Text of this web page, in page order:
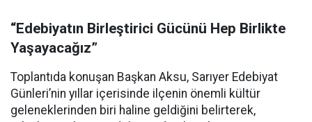
“Edebiyatın Birleştirici Gücünü Hep Birlikte
Yaşayacağız”
Toplantıda konuşan Başkan Aksu, Sarıyer Edebiyat
Günleri’nin yıllar içerisinde ilçenin önemli kültür
geleneklerinden biri haline geldiğini belirterek,